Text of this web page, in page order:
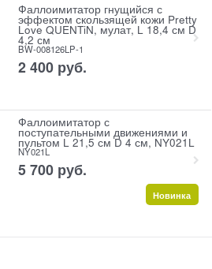
Фаллоимитатор гнущийся с
эффектом скользящей кожи Pretty
Love QUENTiN, мулат, L 18,4 см D
4,2 см
BW-008126LP-1
2 400 руб.
Фаллоимитатор с
поступательными движениями и
пультом L 21,5 см D 4 см, NY021L
NY021L
5 700 руб.
Новинка